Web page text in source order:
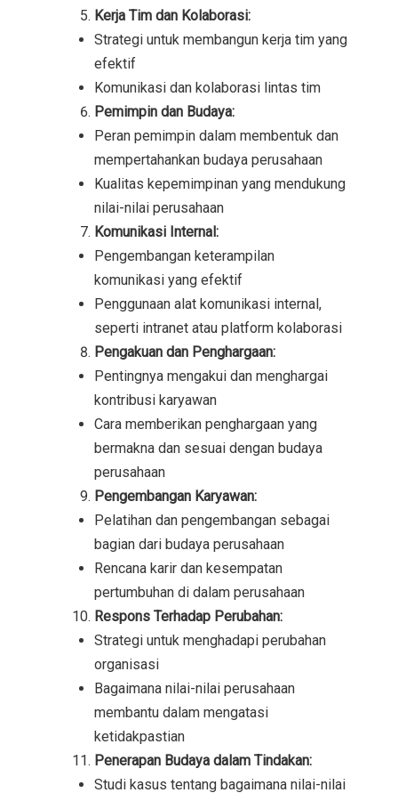
Kerja Tim dan Kolaborasi:
Strategi untuk membangun kerja tim yang
efektif
Komunikasi dan kolaborasi lintas tim
Pemimpin dan Budaya:
Peran pemimpin dalam membentuk dan
mempertahankan budaya perusahaan
Kualitas kepemimpinan yang mendukung
nilai-nilai perusahaan
Komunikasi Internal:
Pengembangan keterampilan
komunikasi yang efektif
Penggunaan alat komunikasi internal,
seperti intranet atau platform kolaborasi
Pengakuan dan Penghargaan:
Pentingnya mengakui dan menghargai
kontribusi karyawan
Cara memberikan penghargaan yang
bermakna dan sesuai dengan budaya
perusahaan
Pengembangan Karyawan:
Pelatihan dan pengembangan sebagai
bagian dari budaya perusahaan
Rencana karir dan kesempatan
pertumbuhan di dalam perusahaan
Respons Terhadap Perubahan:
Strategi untuk menghadapi perubahan
organisasi
Bagaimana nilai-nilai perusahaan
membantu dalam mengatasi
ketidakpastian
Penerapan Budaya dalam Tindakan:
Studi kasus tentang bagaimana nilai-nilai